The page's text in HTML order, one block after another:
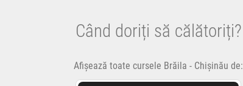
Când doriți să călătoriți?
Afișează toate cursele Brăila - Chișinău de: